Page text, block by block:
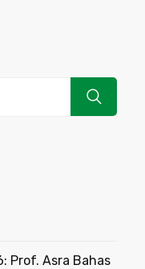
Prof. Asra Bahas